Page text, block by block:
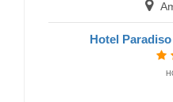
Hotel